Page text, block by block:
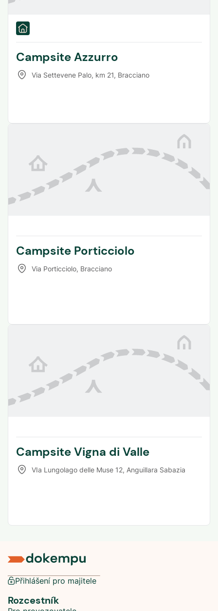
Campsite Azzurro
Via Settevene Palo, km 21, Bracciano
Campsite Porticciolo
Via Porticciolo, Bracciano
Campsite Vigna di Valle
VIa Lungolago delle Muse 12, Anguillara Sabazia
Přihlášení pro majitele
Rozcestník